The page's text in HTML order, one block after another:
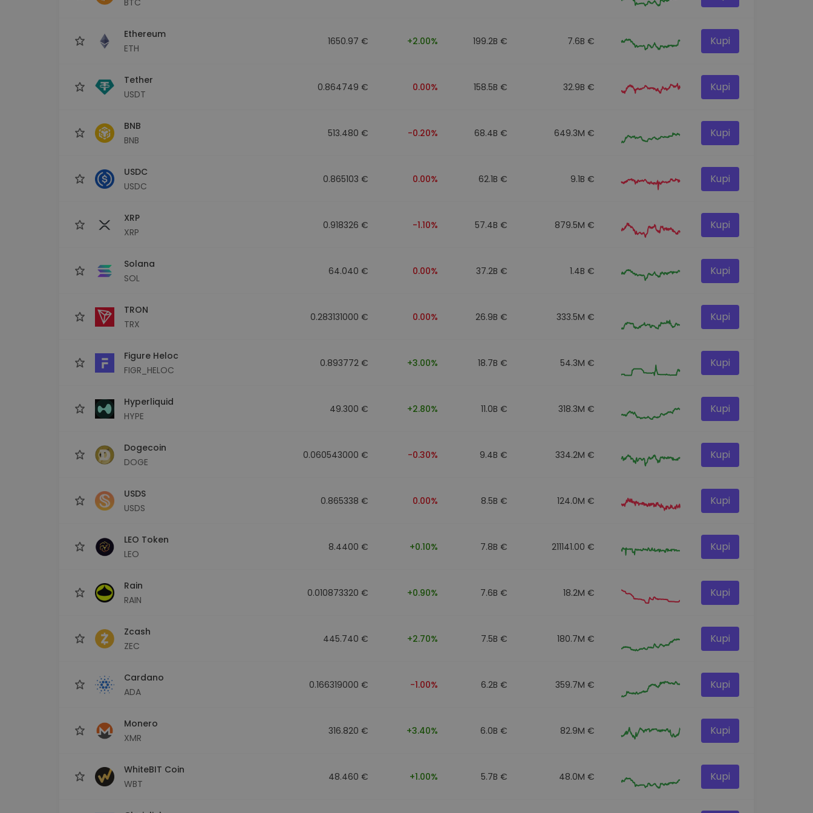
Ethereum
ETH
1650.97 € +2.00% 199.2B € 7.6B € Kupi
Tether
USDT
0.864749 € 0.00% 158.5B € 32.9B € Kupi
BNB
BNB
513.480 € -0.20% 68.4B € 649.3M € Kupi
USDC
USDC
0.865103 € 0.00% 62.1B € 9.1B € Kupi
XRP
XRP
0.918326 € -1.10% 57.4B € 879.5M € Kupi
Solana
SOL
64.040 € 0.00% 37.2B € 1.4B € Kupi
TRON
TRX
0.283131000 € 0.00% 26.9B € 333.5M € Kupi
Figure Heloc
FIGR_HELOC
0.893772 € +3.00% 18.7B € 54.3M € Kupi
Hyperliquid
HYPE
49.300 € +2.80% 11.0B € 318.3M € Kupi
Dogecoin
DOGE
0.060543000 € -0.30% 9.4B € 334.2M € Kupi
USDS
USDS
0.865338 € 0.00% 8.5B € 124.0M € Kupi
LEO Token
LEO
8.4400 € +0.10% 7.8B € 211141.00 € Kupi
Rain
RAIN
0.010873320 € +0.90% 7.6B € 18.2M € Kupi
Zcash
ZEC
445.740 € +2.70% 7.5B € 180.7M € Kupi
Cardano
ADA
0.166319000 € -1.00% 6.2B € 359.7M € Kupi
Monero
XMR
316.820 € +3.40% 6.0B € 82.9M € Kupi
WhiteBIT Coin
WBT
48.460 € +1.00% 5.7B € 48.0M € Kupi